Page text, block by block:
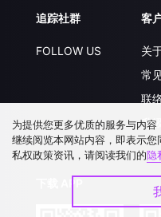
追踪社群
FOLLOW US
客
关
常
联
升
为提供您更多优质的服务与内
继续阅览本网站内容，即表示
私权政策资讯，请阅读我们的隐